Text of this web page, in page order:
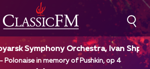
Symphony Orchestra, Ivan
Polonaise in memory of Pushkin, op 4